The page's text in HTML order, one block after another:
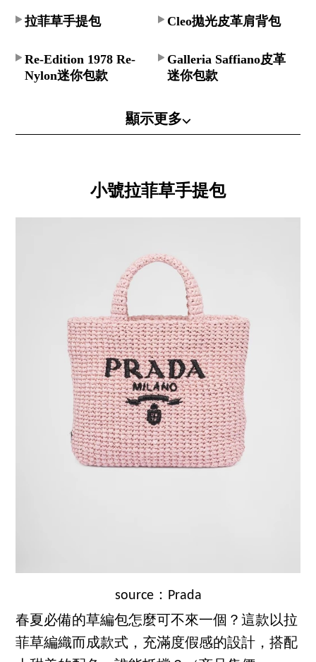
拉菲草手提包 Cleo拋光皮革肩背包
Re-Edition 1978 Re-
Nylon迷你包款
Galleria Saffiano皮革
迷你包款
顯示更多⌵
小號拉菲草手提包
source：Prada
春夏必備的草編包怎麼可不來一個？這款以拉
菲草編織而成款式，充滿度假感的設計，搭配